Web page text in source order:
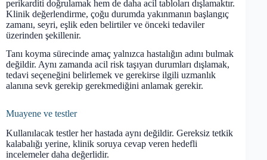
perikarditi doğrulamak hem de daha acil tabloları dışlamaktır.
Klinik değerlendirme, çoğu durumda yakınmanın başlangıç
zamanı, seyri, eşlik eden belirtiler ve önceki tedaviler
üzerinden şekillenir.
Tanı koyma sürecinde amaç yalnızca hastalığın adını bulmak
değildir. Aynı zamanda acil risk taşıyan durumları dışlamak,
tedavi seçeneğini belirlemek ve gerekirse ilgili uzmanlık
alanına sevk gerekip gerekmediğini anlamak gerekir.
Muayene ve testler
Kullanılacak testler her hastada aynı değildir. Gereksiz tetkik
kalabalığı yerine, klinik soruya cevap veren hedefli
incelemeler daha değerlidir.